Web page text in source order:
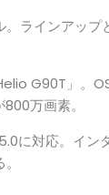
ラインアッ
G90T」。
万画素。
に対応。イン